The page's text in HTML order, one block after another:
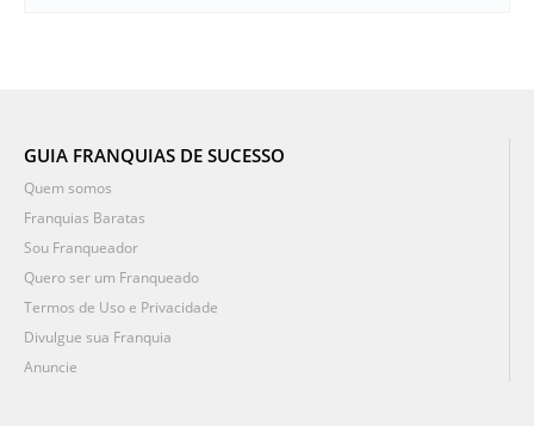
GUIA FRANQUIAS DE SUCESSO
Quem somos
Franquias Baratas
Sou Franqueador
Quero ser um Franqueado
Termos de Uso e Privacidade
Divulgue sua Franquia
Anuncie